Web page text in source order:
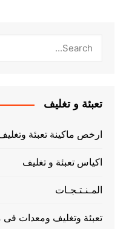
تعبئة و تغليف
ارخص ماكينة تعبئة
اكياس تعبئة و تغليف
المـنـتـجـات
تعبئة وتغليف ومعدات فى